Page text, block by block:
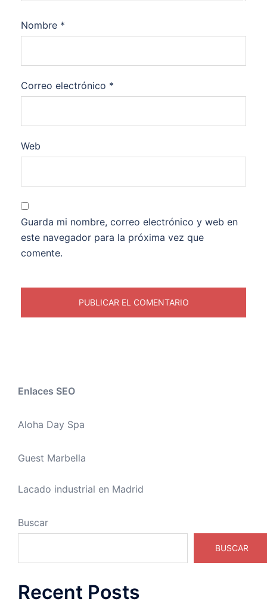
Nombre *
Correo electrónico *
Web
Guarda mi nombre, correo electrónico y web en
este navegador para la próxima vez que
comente.
Enlaces SEO
Aloha Day Spa
Guest Marbella
Lacado industrial en Madrid
Buscar
BUSCAR
Recent Posts